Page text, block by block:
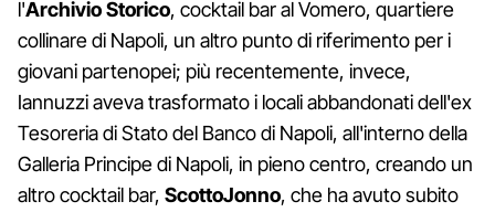
l'Archivio Storico, cocktail bar al Vomero, quartiere
collinare di Napoli, un altro punto di riferimento per i
giovani partenopei; più recentemente, invece,
Iannuzzi aveva trasformato i locali abbandonati dell'ex
Tesoreria di Stato del Banco di Napoli, all'interno della
Galleria Principe di Napoli, in pieno centro, creando un
altro cocktail bar, ScottoJonno, che ha avuto subito